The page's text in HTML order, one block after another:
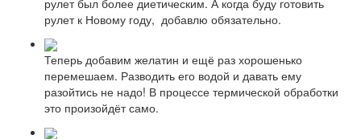
рулет к Новому году, добавлю обязательно.
Теперь добавим желатин и ещё раз хорошенько
перемешаем. Разводить его водой и давать ему
разойтись не надо! В процессе термической обработки
это произойдёт само.